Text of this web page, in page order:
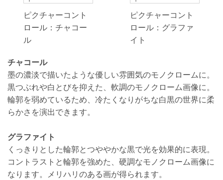
ピクチャーコント
ロール：チャコー
ル
ピクチャーコント
ロール：グラファ
イト
チャコール
墨の濃淡で描いたような優しい雰囲気のモノクロームに。
黒つぶれや白とびを抑えた、軟調のモノクローム画像に。
輪郭を弱めているため、冷たくなりがちな白黒の世界に柔
らかさを演出できます。
グラファイト
くっきりとした輪郭とつややかな黒で光を効果的に表現。
コントラストと輪郭を強めた、硬調なモノクローム画像に
なります。メリハリのある画が得られます。